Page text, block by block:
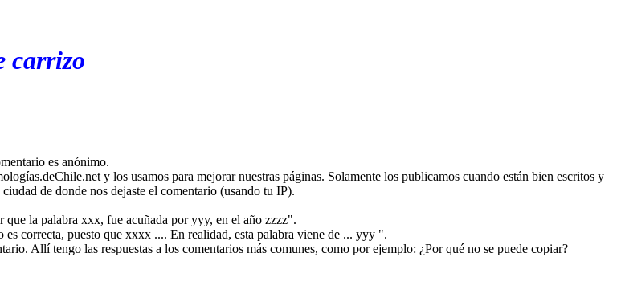
carrizo
es anónimo.
y los usamos para mejorar nuestras páginas. Solamente los publicamos cuando están bien escritos y
de donde nos dejaste el comentario (usando tu IP).
la palabra xxx, fue acuñada por yyy, en el año zzzz".
correcta, puesto que xxxx .... En realidad, esta palabra viene de ... yyy ".
Allí tengo las respuestas a los comentarios más comunes, como por ejemplo: ¿Por qué no se puede copiar?